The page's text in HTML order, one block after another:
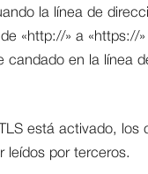
la línea de
«http://» a «https://
candado en la línea
está activado, los
leídos por terceros.